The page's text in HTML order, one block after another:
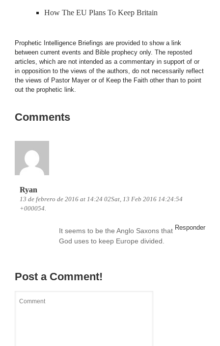
How The EU Plans To Keep Britain
Prophetic Intelligence Briefings are provided to show a link
between current events and Bible prophecy only. The reposted
articles, which are not intended as a commentary in support of or
in opposition to the views of the authors, do not necessarily reflect
the views of Pastor Mayer or of Keep the Faith other than to point
out the prophetic link.
Comments
Ryan
13 de febrero de 2016 at 14:24 02Sat, 13 Feb 2016 14:24:54
+000054.
Responder
It seems to be the Anglo Saxons that
God uses to keep Europe divided.
Post a Comment!